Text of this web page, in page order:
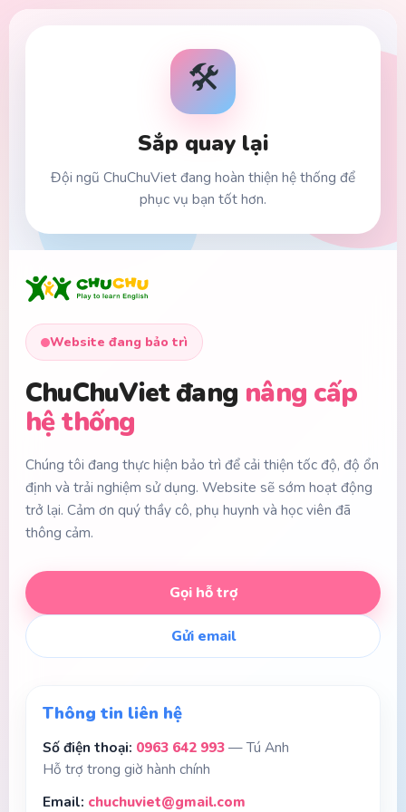
Website đang bảo trì
ChuChuViet đang nâng cấp
hệ thống
Chúng tôi đang thực hiện bảo trì để cải thiện tốc độ, độ ổn
định và trải nghiệm sử dụng. Website sẽ sớm hoạt động
trở lại. Cảm ơn quý thầy cô, phụ huynh và học viên đã
thông cảm.
Gọi hỗ trợ
Gửi email
Thông tin liên hệ
Số điện thoại: 0963 642 993— Tú Anh
Hỗ trợ trong giờ hành chính
Email: chuchuviet@gmail.com
🛠️
Sắp quay lại
Đội ngũ ChuChuViet đang hoàn thiện hệ thống để
phục vụ bạn tốt hơn.